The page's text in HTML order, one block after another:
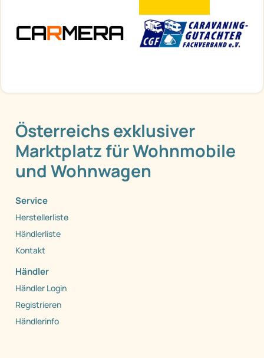
Österreichs exklusiver
Marktplatz für Wohnmobile
und Wohnwagen
Service
Herstellerliste
Händlerliste
Kontakt
Händler
Händler Login
Registrieren
Händlerinfo